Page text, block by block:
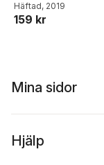
Häftad, 2019
159 kr
Mina sidor
Hjälp